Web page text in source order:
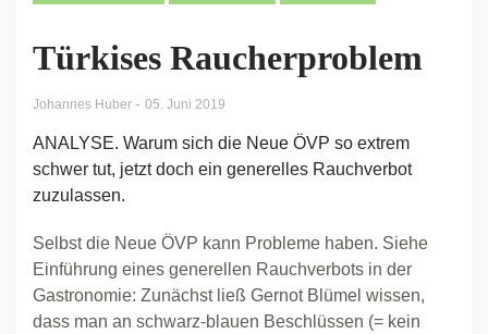
Türkises Raucherproblem
Johannes Huber - 05. Juni 2019
ANALYSE. Warum sich die Neue ÖVP so extrem
schwer tut, jetzt doch ein generelles Rauchverbot
zuzulassen.
Selbst die Neue ÖVP kann Probleme haben. Siehe
Einführung eines generellen Rauchverbots in der
Gastronomie: Zunächst ließ Gernot Blümel wissen,
dass man an schwarz-blauen Beschlüssen (= kein